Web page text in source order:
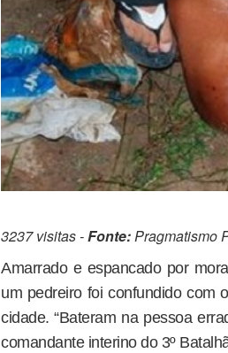
3237 visitas -Fonte:Pragmatismo
Amarrado e espancado por
um pedreiro foi confundido com
cidade. “Bateram na pessoa
comandante interino do 3º